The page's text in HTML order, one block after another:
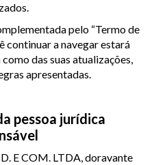
pelo “Termo de
continuar a navegar estará
das suas atualizações,
apresentadas.
pessoa jurídica
E COM. LTDA, doravante